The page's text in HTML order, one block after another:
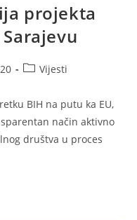
projekta
Vijesti
BIH na putu ka EU,
način aktivno
društva u proces